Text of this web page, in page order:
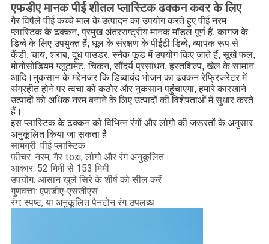
एफडीए मानक पीई शीतल प्लास्टिक ढक्कन कवर के लिए
गैर विषैले पीई कच्चे माल के उत्पादन का उपयोग करते हुए पीई नरम
प्लास्टिक के ढक्कन, प्रमुख अंतरराष्ट्रीय मानक मॉडल पूर्ण हैं, कागज के
डिब्बे के लिए उपयुक्त हैं, धूल के संरक्षण के पीईटी डिब्बे, व्यापक रूप से
कैंडी, चाय, शराब, दूध पाउडर, स्नैक फूड में उपयोग किए जाते हैं, सूखे फल,
मोनोसोडियम ग्लूटामेट, चिकन, सौंदर्य प्रसाधन, हस्तशिल्प, खेल के सामान
आदि।नुकसान के मद्देनजर कि डिब्बाबंद भोजन का ढक्कन रेफ्रिजरेटर में
संग्रहीत होने पर त्वचा को कठोर और नुकसान पहुंचाएगा, हमारे कारखाने
उत्पादों को अधिक नरम बनाने के लिए उत्पादों की विशेषताओं में सुधार करते
हैं।
इस प्लास्टिक के ढक्कन को विभिन्न रंगों और लोगो की जरूरतों के अनुसार
अनुकूलित किया जा सकता है
सामग्री: पीई प्लास्टिक
फ़ीचर: नरम, गैर toxi, लोगो और रंग अनुकूलित।
आकार: 52 मिमी से 153 मिमी
उपयोग: आसान खुले सिरे के शीर्ष को सील करें
गुणवत्ता: एफडीए-एसजीएस
रंग: स्पष्ट, या अनुकूलित पैनटोन रंग उपलब्ध